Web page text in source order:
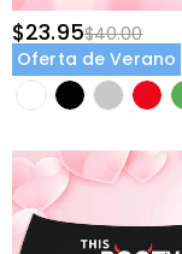
$23.95$40.00
Oferta de Verano